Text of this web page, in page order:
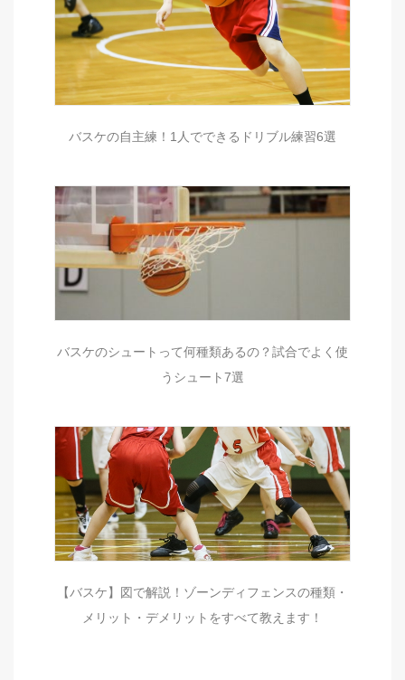
バスケの自主練！1人でできるドリブル練習6選
バスケのシュートって何種類あるの？試合でよく使
うシュート7選
【バスケ】図で解説！ゾーンディフェンスの種類・
メリット・デメリットをすべて教えます！